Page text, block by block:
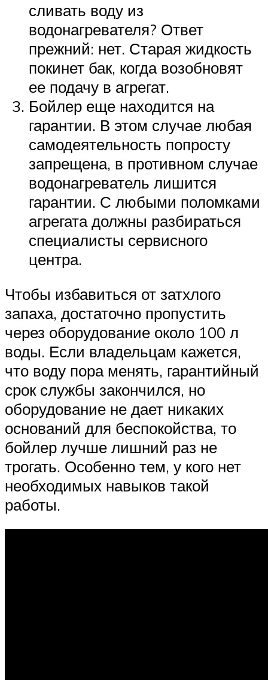
сливать воду из
водонагревателя? Ответ
прежний: нет. Старая жидкость
покинет бак, когда возобновят
ее подачу в агрегат.
Бойлер еще находится на
гарантии. В этом случае любая
самодеятельность попросту
запрещена, в противном случае
водонагреватель лишится
гарантии. С любыми поломками
агрегата должны разбираться
специалисты сервисного
центра.
Чтобы избавиться от затхлого
запаха, достаточно пропустить
через оборудование около 100 л
воды. Если владельцам кажется,
что воду пора менять, гарантийный
срок службы закончился, но
оборудование не дает никаких
оснований для беспокойства, то
бойлер лучше лишний раз не
трогать. Особенно тем, у кого нет
необходимых навыков такой
работы.